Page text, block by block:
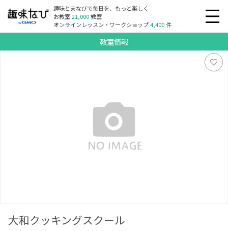
趣味とまなびで毎日を、もっと楽しく
お教室21,000教室
オンラインレッスン・ワークショップ4,400件
教室情報
大和クッキングスクール